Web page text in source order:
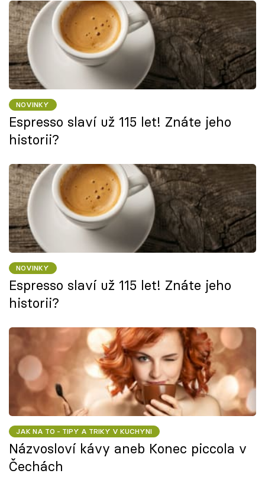
NOVINKY
Espresso slaví už 115 let! Znáte jeho
historii?
NOVINKY
Espresso slaví už 115 let! Znáte jeho
historii?
JAK NA TO - TIPY A TRIKY V KUCHYNI
Názvosloví kávy aneb Konec piccola v
Čechách